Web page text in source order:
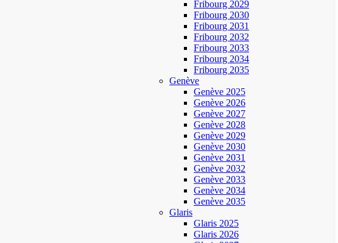
Fribourg 2029
Fribourg 2030
Fribourg 2031
Fribourg 2032
Fribourg 2033
Fribourg 2034
Fribourg 2035
Genève
Genève 2025
Genève 2026
Genève 2027
Genève 2028
Genève 2029
Genève 2030
Genève 2031
Genève 2032
Genève 2033
Genève 2034
Genève 2035
Glaris
Glaris 2025
Glaris 2026